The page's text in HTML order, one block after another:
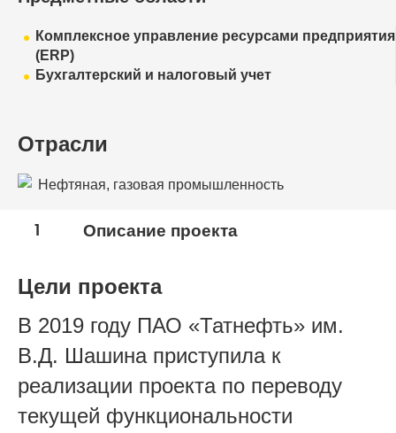
Комплексное управление ресурсами предприятия
(ERP)
Бухгалтерский и налоговый учет
Отрасли
Нефтяная, газовая промышленность
1 Описание проекта
Цели проекта
В 2019 году ПАО «Татнефть» им.
В.Д. Шашина приступила к
реализации проекта по переводу
текущей функциональности